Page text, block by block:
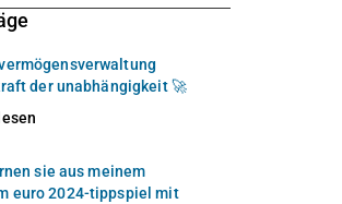
der unabhängigkeit 🚀
sie aus meinem
euro 2024-tippspiel mit